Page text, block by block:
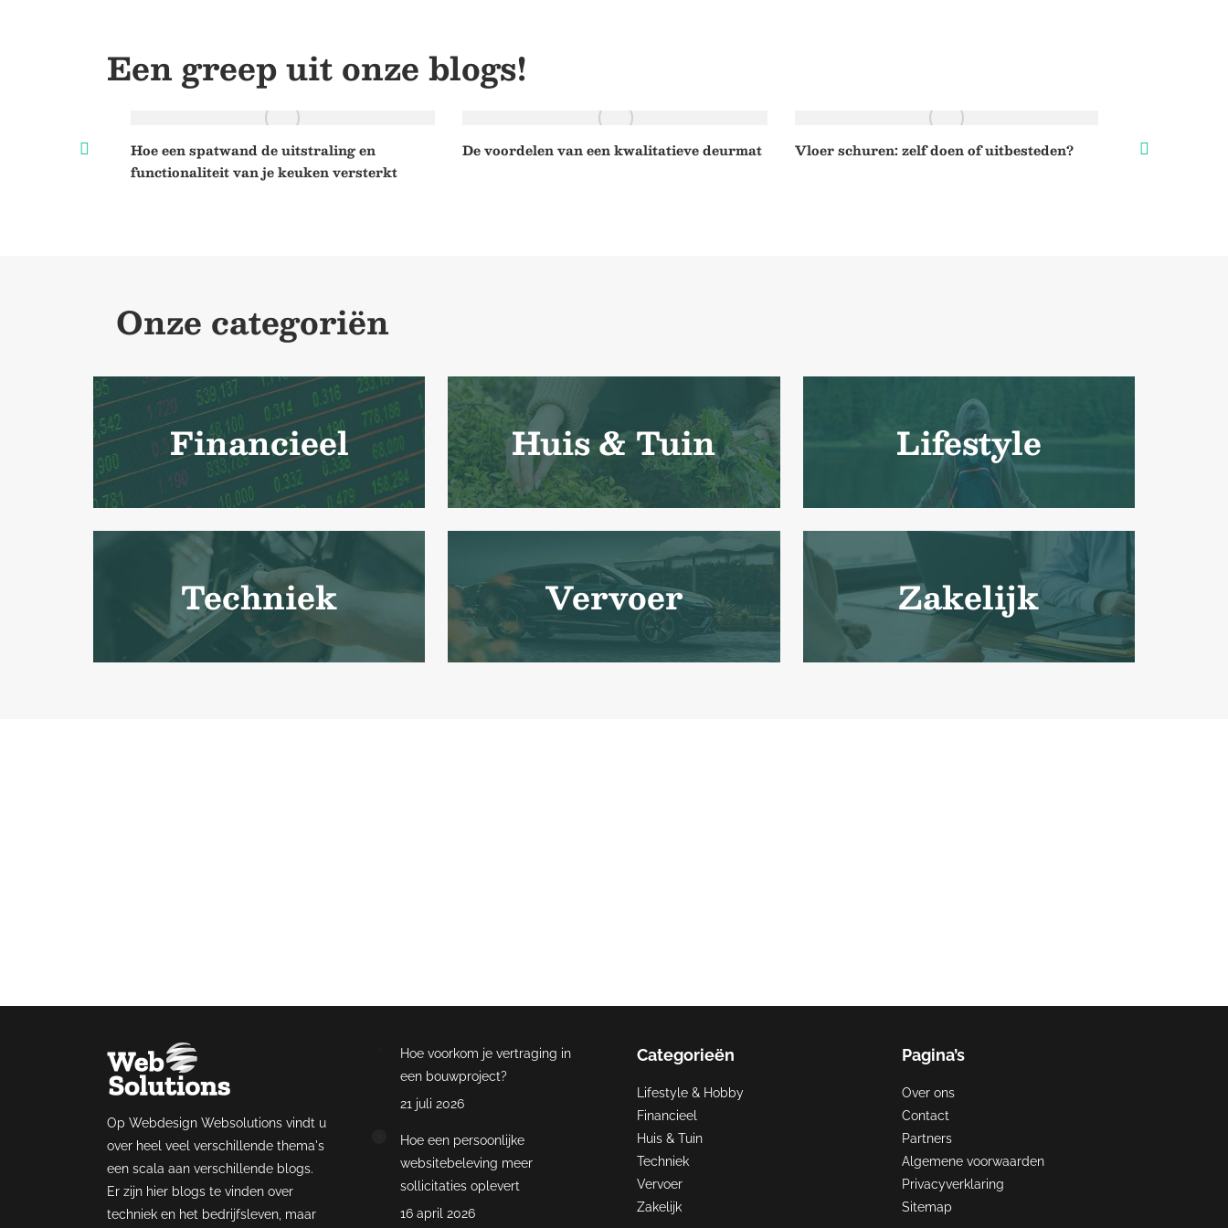
Een greep uit onze blogs!
Hoe een spatwand de uitstraling en
functionaliteit van je keuken versterkt
De voordelen van een kwalitatieve deurmat Vloer schuren: zelf doen of uitbesteden? Tips voor
Onze categoriën
Financieel Huis & Tuin Lifestyle
Techniek Vervoer Zakelijk
Op Webdesign Websolutions vindt u
over heel veel verschillende thema's
een scala aan verschillende blogs.
Er zijn hier blogs te vinden over
techniek en het bedrijfsleven, maar
Hoe voorkom je vertraging in
een bouwproject?
21 juli 2026
Hoe een persoonlijke
websitebeleving meer
sollicitaties oplevert
16 april 2026
Categorieën
Lifestyle & Hobby
Financieel
Huis & Tuin
Techniek
Vervoer
Zakelijk
Pagina’s
Over ons
Contact
Partners
Algemene voorwaarden
Privacyverklaring
Sitemap